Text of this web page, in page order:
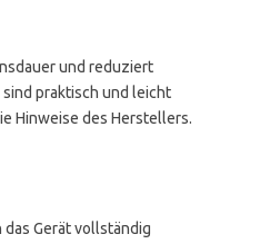
und reduziert
praktisch und leicht
Hinweise des Herstellers.
Gerät vollständig